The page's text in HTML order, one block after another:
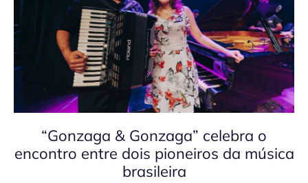
“Gonzaga & Gonzaga” celebra o
encontro entre dois pioneiros da música
brasileira